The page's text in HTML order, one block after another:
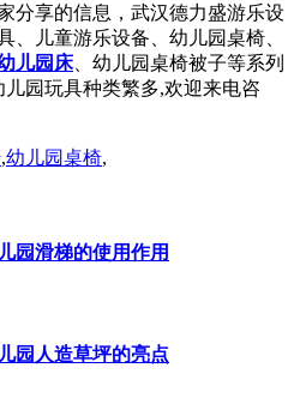
分享的信息，武汉德力盛游乐设
、儿童游乐设备、幼儿园桌椅、
儿园床、幼儿园桌椅被子等系列
园玩具种类繁多,欢迎来电咨
,幼儿园桌椅,
园滑梯的使用作用
园人造草坪的亮点